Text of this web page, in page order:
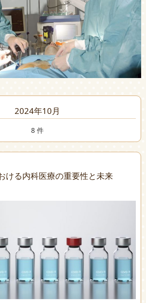
2024年10月
8 件
ける内科医療の重要性と未来